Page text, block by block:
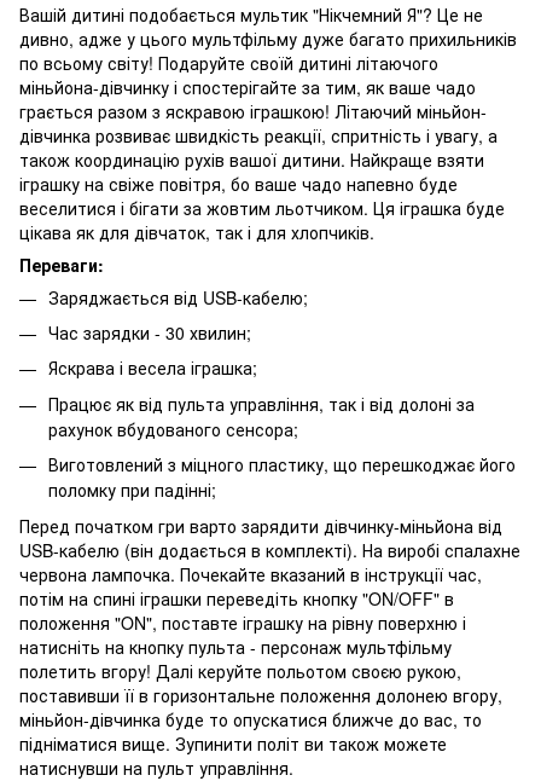
Вашій дитині подобається мультик "Нікчемний Я"? Це не
дивно, адже у цього мультфільму дуже багато прихильників
по всьому світу! Подаруйте своїй дитині літаючого
міньйона-дівчинку і спостерігайте за тим, як ваше чадо
грається разом з яскравою іграшкою! Літаючий міньйон-
дівчинка розвиває швидкість реакції, спритність і увагу, а
також координацію рухів вашої дитини. Найкраще взяти
іграшку на свіже повітря, бо ваше чадо напевно буде
веселитися і бігати за жовтим льотчиком. Ця іграшка буде
цікава як для дівчаток, так і для хлопчиків.
Переваги:
Заряджається від USB-кабелю;
Час зарядки - 30 хвилин;
Яскрава і весела іграшка;
Працює як від пульта управління, так і від долоні за
рахунок вбудованого сенсора;
Виготовлений з міцного пластику, що перешкоджає його
поломку при падінні;
Перед початком гри варто зарядити дівчинку-міньйона від
USB-кабелю (він додається в комплекті). На виробі спалахне
червона лампочка. Почекайте вказаний в інструкції час,
потім на спині іграшки переведіть кнопку "ON/OFF" в
положення "ON", поставте іграшку на рівну поверхню і
натисніть на кнопку пульта - персонаж мультфільму
полетить вгору! Далі керуйте польотом своєю рукою,
поставивши її в горизонтальне положення долонею вгору,
міньйон-дівчинка буде то опускатися ближче до вас, то
підніматися вище. Зупинити політ ви також можете
натиснувши на пульт управління.